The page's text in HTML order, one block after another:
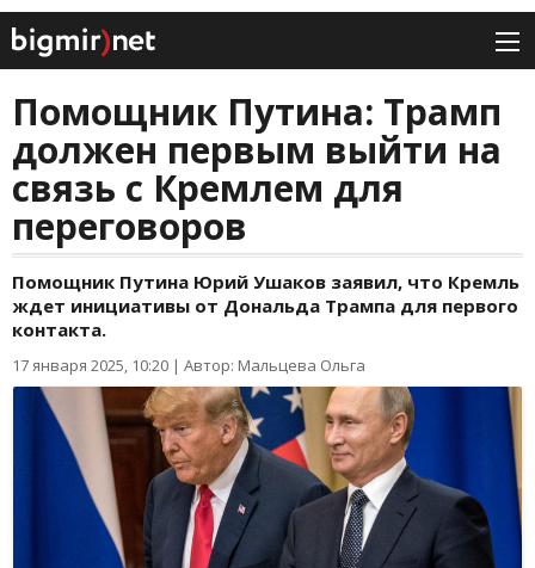
Помощник Путина: Трамп
должен первым выйти на
связь с Кремлем для
переговоров
Помощник Путина Юрий Ушаков заявил, что Кремль
ждет инициативы от Дональда Трампа для первого
контакта.
17 января 2025, 10:20 | Автор: Мальцева Ольга